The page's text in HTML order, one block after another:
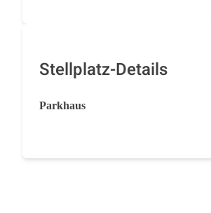
Stellplatz-Details
Parkhaus